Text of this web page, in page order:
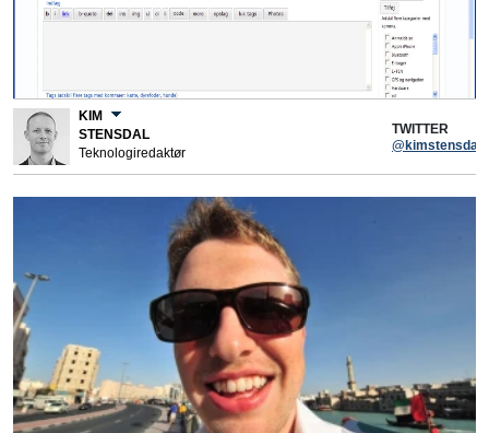
KIM
STENSDAL
Teknologiredaktør
TWITTER
@kimstensdal